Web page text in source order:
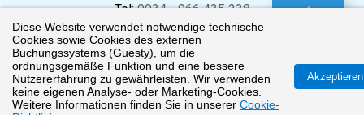
Tel:0034 - 966 435 238
ImpressumDatenschutzCookie Richtlinien
© 2026
Diese Website verwendet notwendige technische
Cookies sowie Cookies des externen
Buchungssystems (Guesty), um die
ordnungsgemäße Funktion und eine bessere
Nutzererfahrung zu gewährleisten. Wir verwenden
keine eigenen Analyse- oder Marketing-Cookies.
Weitere Informationen finden Sie in unserer Cookie-
Akzeptieren